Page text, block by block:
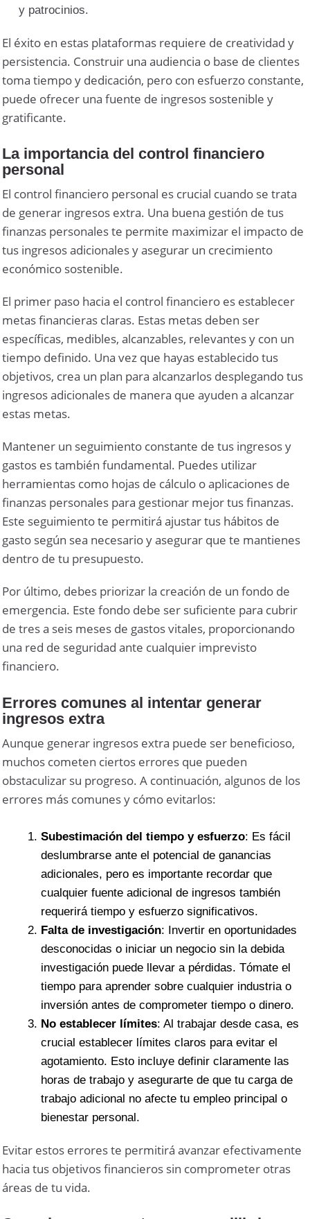
y patrocinios.
El éxito en estas plataformas requiere de creatividad y
persistencia. Construir una audiencia o base de clientes
toma tiempo y dedicación, pero con esfuerzo constante,
puede ofrecer una fuente de ingresos sostenible y
gratificante.
La importancia del control financiero
personal
El control financiero personal es crucial cuando se trata
de generar ingresos extra. Una buena gestión de tus
finanzas personales te permite maximizar el impacto de
tus ingresos adicionales y asegurar un crecimiento
económico sostenible.
El primer paso hacia el control financiero es establecer
metas financieras claras. Estas metas deben ser
específicas, medibles, alcanzables, relevantes y con un
tiempo definido. Una vez que hayas establecido tus
objetivos, crea un plan para alcanzarlos desplegando tus
ingresos adicionales de manera que ayuden a alcanzar
estas metas.
Mantener un seguimiento constante de tus ingresos y
gastos es también fundamental. Puedes utilizar
herramientas como hojas de cálculo o aplicaciones de
finanzas personales para gestionar mejor tus finanzas.
Este seguimiento te permitirá ajustar tus hábitos de
gasto según sea necesario y asegurar que te mantienes
dentro de tu presupuesto.
Por último, debes priorizar la creación de un fondo de
emergencia. Este fondo debe ser suficiente para cubrir
de tres a seis meses de gastos vitales, proporcionando
una red de seguridad ante cualquier imprevisto
financiero.
Errores comunes al intentar generar
ingresos extra
Aunque generar ingresos extra puede ser beneficioso,
muchos cometen ciertos errores que pueden
obstaculizar su progreso. A continuación, algunos de los
errores más comunes y cómo evitarlos:
Subestimación del tiempo y esfuerzo: Es fácil
deslumbrarse ante el potencial de ganancias
adicionales, pero es importante recordar que
cualquier fuente adicional de ingresos también
requerirá tiempo y esfuerzo significativos.
Falta de investigación: Invertir en oportunidades
desconocidas o iniciar un negocio sin la debida
investigación puede llevar a pérdidas. Tómate el
tiempo para aprender sobre cualquier industria o
inversión antes de comprometer tiempo o dinero.
No establecer límites: Al trabajar desde casa, es
crucial establecer límites claros para evitar el
agotamiento. Esto incluye definir claramente las
horas de trabajo y asegurarte de que tu carga de
trabajo adicional no afecte tu empleo principal o
bienestar personal.
Evitar estos errores te permitirá avanzar efectivamente
hacia tus objetivos financieros sin comprometer otras
áreas de tu vida.